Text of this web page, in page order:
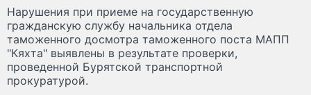
Нарушения при приеме на государственную
гражданскую службу начальника отдела
таможенного досмотра таможенного поста МАПП
"Кяхта" выявлены в результате проверки,
проведенной Бурятской транспортной
прокуратурой.